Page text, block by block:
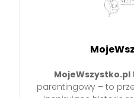
MojeWszystko.pl
parentingowy – to